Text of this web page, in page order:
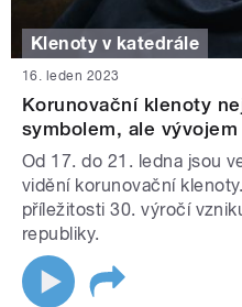
Klenoty v katedrále
16. leden 2023
Korunovační klenoty
symbolem, ale
Od 17. do 21. ledna jsou
vidění korunovační
příležitosti 30. výročí
republiky.